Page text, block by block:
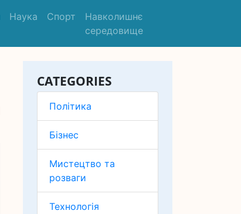
Наука Спорт
Навколишнє
середовище
CATEGORIES
Політика
Бізнес
Мистецтво та
розваги
Технологія